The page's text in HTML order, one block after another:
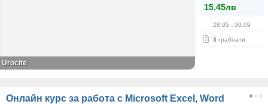
15.45лв
28.05 - 30.09
3 грабнати
Urocite
Онлайн курс за работа с Microsoft Excel, Word